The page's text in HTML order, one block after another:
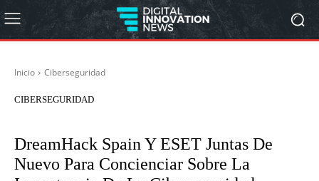
Inicio Ciberseguridad
CIBERSEGURIDAD
DreamHack Spain Y ESET Juntas De
Nuevo Para Concienciar Sobre La